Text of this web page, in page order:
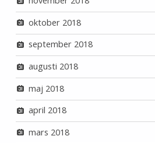
oktober 2018
september 2018
augusti 2018
maj 2018
april 2018
mars 2018